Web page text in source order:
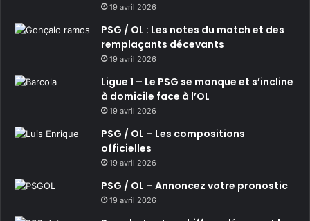
19 avril 2026
PSG / OL : Les notes du match et des
remplaçants décevants
19 avril 2026
Ligue 1 – Le PSG se manque et s’incline
à domicile face à l’OL
19 avril 2026
PSG / OL – Les compositions
officielles
19 avril 2026
PSG / OL – Annoncez votre pronostic
19 avril 2026